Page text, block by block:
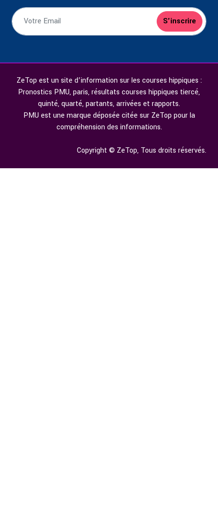
S'inscrire
ZeTop est un site d’information sur les courses hippiques :
Pronostics PMU, paris, résultats courses hippiques tiercé,
quinté, quarté, partants, arrivées et rapports.
PMU est une marque déposée citée sur ZeTop pour la
compréhension des informations.
Copyright © ZeTop, Tous droits réservés.